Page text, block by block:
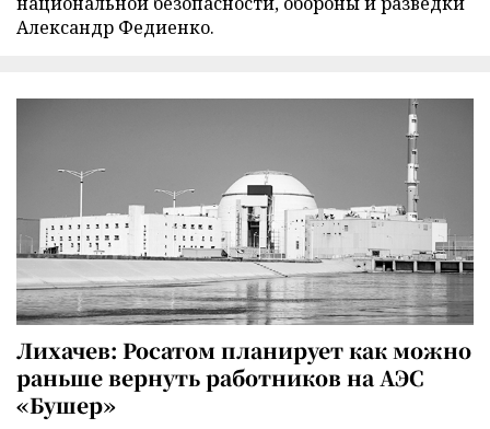
Александр Федиенко.
Лихачев: Росатом планирует как можно
раньше вернуть работников на АЭС
«Бушер»